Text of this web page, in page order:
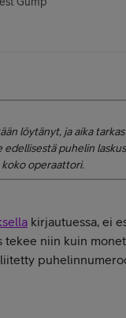
löytänyt, ja aika
puhelin
operaattori.
kirjautuessa, ei
niin kuin